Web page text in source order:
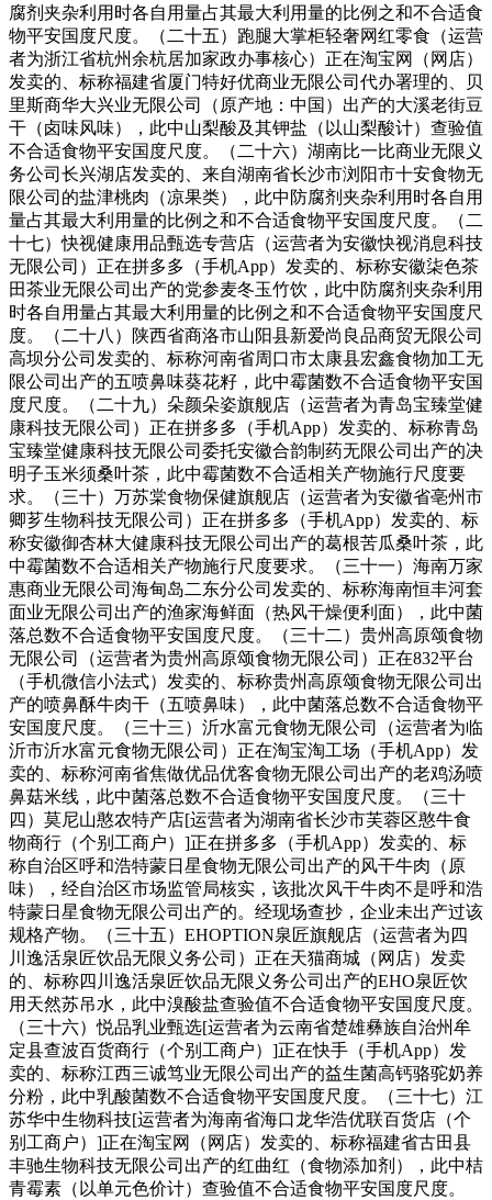
腐剂夹杂利用时各自用量占其最大利用量的比例之和不合适食
物平安国度尺度。（二十五）跑腿大掌柜轻奢网红零食（运营
者为浙江省杭州余杭居加家政办事核心）正在淘宝网（网店）
发卖的、标称福建省厦门特好优商业无限公司代办署理的、贝
里斯商华大兴业无限公司（原产地：中国）出产的大溪老街豆
干（卤味风味），此中山梨酸及其钾盐（以山梨酸计）查验值
不合适食物平安国度尺度。（二十六）湖南比一比商业无限义
务公司长兴湖店发卖的、来自湖南省长沙市浏阳市十安食物无
限公司的盐津桃肉（凉果类），此中防腐剂夹杂利用时各自用
量占其最大利用量的比例之和不合适食物平安国度尺度。（二
十七）快视健康用品甄选专营店（运营者为安徽快视消息科技
无限公司）正在拼多多（手机App）发卖的、标称安徽柒色茶
田茶业无限公司出产的党参麦冬玉竹饮，此中防腐剂夹杂利用
时各自用量占其最大利用量的比例之和不合适食物平安国度尺
度。（二十八）陕西省商洛市山阳县新爱尚良品商贸无限公司
高坝分公司发卖的、标称河南省周口市太康县宏鑫食物加工无
限公司出产的五喷鼻味葵花籽，此中霉菌数不合适食物平安国
度尺度。（二十九）朵颜朵姿旗舰店（运营者为青岛宝臻堂健
康科技无限公司）正在拼多多（手机App）发卖的、标称青岛
宝臻堂健康科技无限公司委托安徽合韵制药无限公司出产的决
明子玉米须桑叶茶，此中霉菌数不合适相关产物施行尺度要
求。（三十）万苏棠食物保健旗舰店（运营者为安徽省亳州市
卿芗生物科技无限公司）正在拼多多（手机App）发卖的、标
称安徽御杏林大健康科技无限公司出产的葛根苦瓜桑叶茶，此
中霉菌数不合适相关产物施行尺度要求。（三十一）海南万家
惠商业无限公司海甸岛二东分公司发卖的、标称海南恒丰河套
面业无限公司出产的渔家海鲜面（热风干燥便利面），此中菌
落总数不合适食物平安国度尺度。（三十二）贵州高原颂食物
无限公司（运营者为贵州高原颂食物无限公司）正在832平台
（手机微信小法式）发卖的、标称贵州高原颂食物无限公司出
产的喷鼻酥牛肉干（五喷鼻味），此中菌落总数不合适食物平
安国度尺度。（三十三）沂水富元食物无限公司（运营者为临
沂市沂水富元食物无限公司）正在淘宝淘工场（手机App）发
卖的、标称河南省焦做优品优客食物无限公司出产的老鸡汤喷
鼻菇米线，此中菌落总数不合适食物平安国度尺度。（三十
四）莫尼山憨农特产店[运营者为湖南省长沙市芙蓉区憨牛食
物商行（个别工商户）]正在拼多多（手机App）发卖的、标
称自治区呼和浩特蒙日星食物无限公司出产的风干牛肉（原
味），经自治区市场监管局核实，该批次风干牛肉不是呼和浩
特蒙日星食物无限公司出产的。经现场查抄，企业未出产过该
规格产物。（三十五）EHOPTION泉匠旗舰店（运营者为四
川逸活泉匠饮品无限义务公司）正在天猫商城（网店）发卖
的、标称四川逸活泉匠饮品无限义务公司出产的EHO泉匠饮
用天然苏吊水，此中溴酸盐查验值不合适食物平安国度尺度。
（三十六）悦品乳业甄选[运营者为云南省楚雄彝族自治州牟
定县查波百货商行（个别工商户）]正在快手（手机App）发
卖的、标称江西三诚笃业无限公司出产的益生菌高钙骆驼奶养
分粉，此中乳酸菌数不合适食物平安国度尺度。（三十七）江
苏华中生物科技[运营者为海南省海口龙华浩优联百货店（个
别工商户）]正在淘宝网（网店）发卖的、标称福建省古田县
丰驰生物科技无限公司出产的红曲红（食物添加剂），此中桔
青霉素（以单元色价计）查验值不合适食物平安国度尺度。